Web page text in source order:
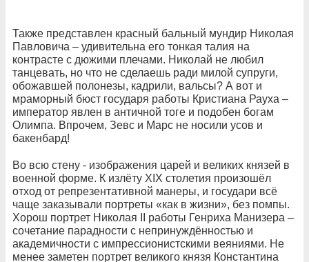
Также представлен красный бальный мундир Николая
Павловича – удивительна его тонкая талия на
контрасте с дюжими плечами. Николай не любил
танцевать, но что не сделаешь ради милой супруги,
обожавшей полонезы, кадрили, вальсы? А вот и
мраморный бюст государя работы Кристиана Рауха –
император явлен в античной тоге и подобен богам
Олимпа. Впрочем, Зевс и Марс не носили усов и
бакенбард!
Во всю стену - изображения царей и великих князей в
военной форме. К излёту XIX столетия произошёл
отход от репрезентативной манеры, и государи всё
чаще заказывали портреты «как в жизни», без помпы.
Хорош портрет Николая II работы Генриха Манизера –
сочетание парадности с непринуждённостью и
академичности с импрессионистскими веяниями. Не
менее заметен портрет великого князя Константина